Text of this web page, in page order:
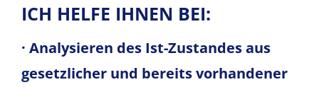
ICH HELFE IHNEN BEI:
· Analysieren des Ist-Zustandes aus
gesetzlicher und bereits vorhandener